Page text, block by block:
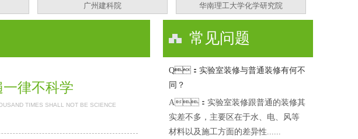
广州建科院 华南理工大学化学研究院
遍一律不科学
TIMES SHALL NOT BE SCIENCE
常见问题
Q：实验室装修与普通装修有何不
同？
A：实验室装修跟普通的装修其
实差不多，主要区在于水、电、风等
材料以及施工方面的差异性......